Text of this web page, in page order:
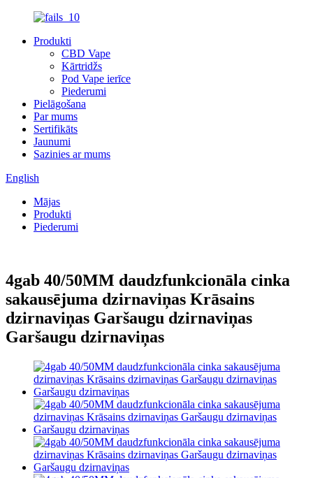
Produkti
CBD Vape
Kārtridžs
Pod Vape ierīce
Piederumi
Pielāgošana
Par mums
Sertifikāts
Jaunumi
Sazinies ar mums
English
Mājas
Produkti
Piederumi
4gab 40/50MM daudzfunkcionāla cinka
sakausējuma dzirnaviņas Krāsains
dzirnaviņas Garšaugu dzirnaviņas
Garšaugu dzirnaviņas